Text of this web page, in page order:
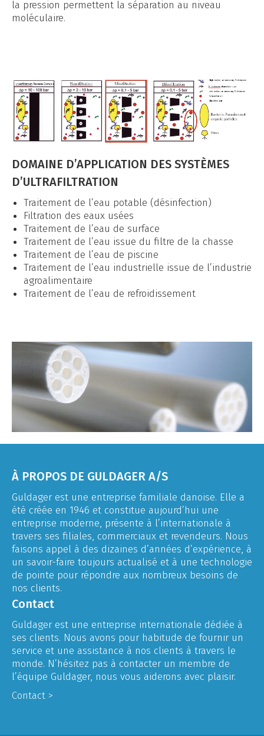
la pression permettent la séparation au niveau
moléculaire.
DOMAINE D’APPLICATION DES SYSTÈMES
D’ULTRAFILTRATION
Traitement de l’eau potable (désinfection)
Filtration des eaux usées
Traitement de l’eau de surface
Traitement de l’eau issue du filtre de la chasse
Traitement de l’eau de piscine
Traitement de l’eau industrielle issue de l’industrie
agroalimentaire
Traitement de l’eau de refroidissement
À PROPOS DE GULDAGER A/S
Guldager est une entreprise familiale danoise. Elle a
été créée en 1946 et constitue aujourd’hui une
entreprise moderne, présente à l’internationale à
travers ses filiales, commerciaux et revendeurs. Nous
faisons appel à des dizaines d’années d’expérience, à
un savoir-faire toujours actualisé et à une technologie
de pointe pour répondre aux nombreux besoins de
nos clients.
Contact
Guldager est une entreprise internationale dédiée à
ses clients. Nous avons pour habitude de fournir un
service et une assistance à nos clients à travers le
monde. N’hésitez pas à contacter un membre de
l’équipe Guldager, nous vous aiderons avec plaisir.
Contact >